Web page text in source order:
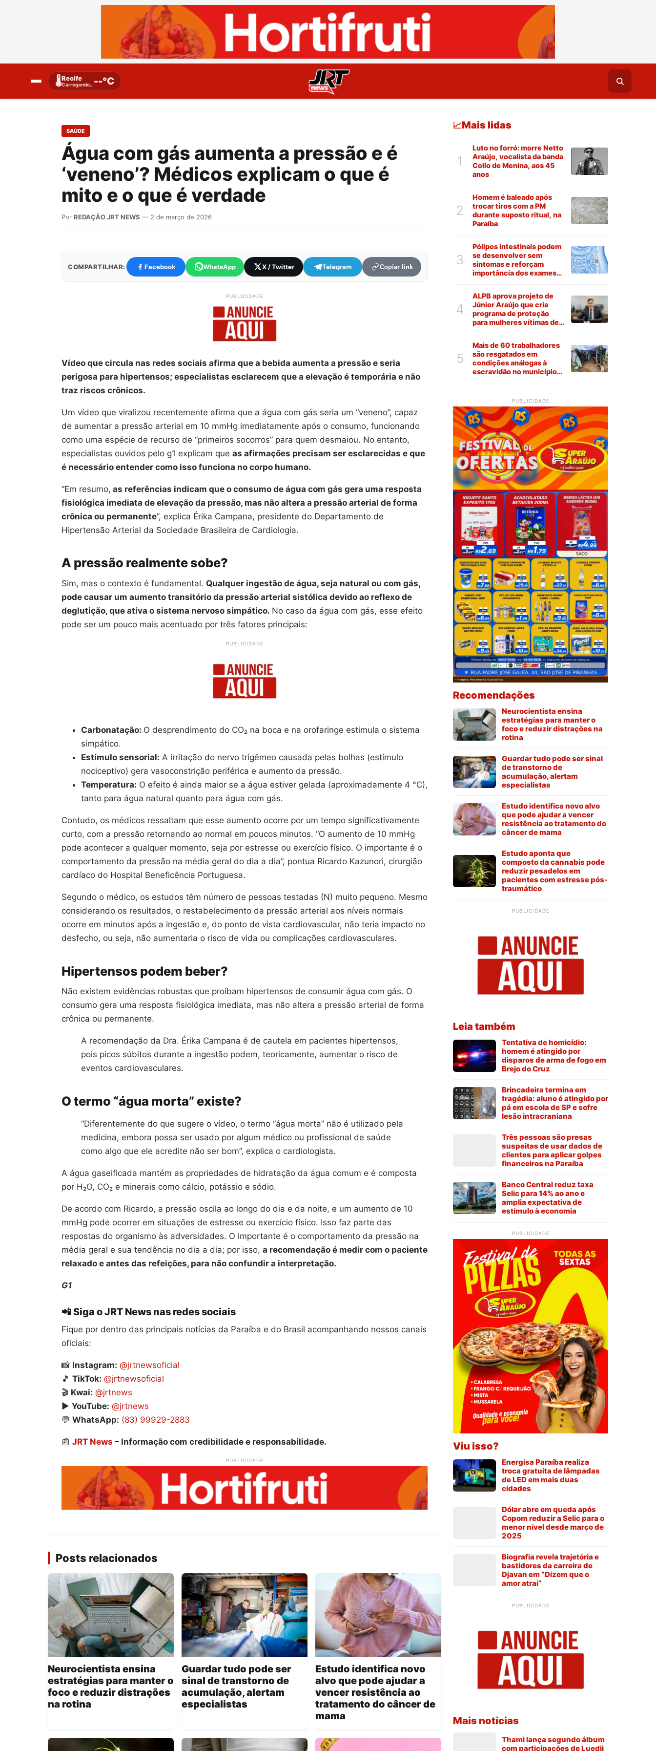
🌡️Recife
Carregando…--°C
SAÚDE
Água com gás aumenta a pressão e é
‘veneno’? Médicos explicam o que é
mito e o que é verdade
Por REDAÇÃO JRT NEWS — 2 de março de 2026
COMPARTILHAR: Facebook WhatsApp X / Twitter Telegram Copiar link
PUBLICIDADE
Vídeo que circula nas redes sociais afirma que a bebida aumenta a pressão e seria
perigosa para hipertensos; especialistas esclarecem que a elevação é temporária e não
traz riscos crônicos.
Um vídeo que viralizou recentemente afirma que a água com gás seria um “veneno”, capaz
de aumentar a pressão arterial em 10 mmHg imediatamente após o consumo, funcionando
como uma espécie de recurso de “primeiros socorros” para quem desmaiou. No entanto,
especialistas ouvidos pelo g1 explicam que as afirmações precisam ser esclarecidas e que
é necessário entender como isso funciona no corpo humano.
“Em resumo, as referências indicam que o consumo de água com gás gera uma resposta
fisiológica imediata de elevação da pressão, mas não altera a pressão arterial de forma
crônica ou permanente”, explica Érika Campana, presidente do Departamento de
Hipertensão Arterial da Sociedade Brasileira de Cardiologia.
A pressão realmente sobe?
Sim, mas o contexto é fundamental. Qualquer ingestão de água, seja natural ou com gás,
pode causar um aumento transitório da pressão arterial sistólica devido ao reflexo de
deglutição, que ativa o sistema nervoso simpático. No caso da água com gás, esse efeito
pode ser um pouco mais acentuado por três fatores principais:
PUBLICIDADE
Carbonatação: O desprendimento do CO₂ na boca e na orofaringe estimula o sistema
simpático.
Estímulo sensorial: A irritação do nervo trigêmeo causada pelas bolhas (estímulo
nociceptivo) gera vasoconstrição periférica e aumento da pressão.
Temperatura: O efeito é ainda maior se a água estiver gelada (aproximadamente 4 °C),
tanto para água natural quanto para água com gás.
Contudo, os médicos ressaltam que esse aumento ocorre por um tempo significativamente
curto, com a pressão retornando ao normal em poucos minutos. “O aumento de 10 mmHg
pode acontecer a qualquer momento, seja por estresse ou exercício físico. O importante é o
comportamento da pressão na média geral do dia a dia”, pontua Ricardo Kazunori, cirurgião
cardíaco do Hospital Beneficência Portuguesa.
Segundo o médico, os estudos têm número de pessoas testadas (N) muito pequeno. Mesmo
considerando os resultados, o restabelecimento da pressão arterial aos níveis normais
ocorre em minutos após a ingestão e, do ponto de vista cardiovascular, não teria impacto no
desfecho, ou seja, não aumentaria o risco de vida ou complicações cardiovasculares.
Hipertensos podem beber?
Não existem evidências robustas que proíbam hipertensos de consumir água com gás. O
consumo gera uma resposta fisiológica imediata, mas não altera a pressão arterial de forma
crônica ou permanente.
A recomendação da Dra. Érika Campana é de cautela em pacientes hipertensos,
pois picos súbitos durante a ingestão podem, teoricamente, aumentar o risco de
eventos cardiovasculares.
O termo “água morta” existe?
“Diferentemente do que sugere o vídeo, o termo “água morta” não é utilizado pela
medicina, embora possa ser usado por algum médico ou profissional de saúde
como algo que ele acredite não ser bom”, explica o cardiologista.
A água gaseificada mantém as propriedades de hidratação da água comum e é composta
por H₂O, CO₂ e minerais como cálcio, potássio e sódio.
De acordo com Ricardo, a pressão oscila ao longo do dia e da noite, e um aumento de 10
mmHg pode ocorrer em situações de estresse ou exercício físico. Isso faz parte das
respostas do organismo às adversidades. O importante é o comportamento da pressão na
média geral e sua tendência no dia a dia; por isso, a recomendação é medir com o paciente
relaxado e antes das refeições, para não confundir a interpretação.
G1
📲 Siga o JRT News nas redes sociais
Fique por dentro das principais notícias da Paraíba e do Brasil acompanhando nossos canais
oficiais:
📸 Instagram: @jrtnewsoficial
🎵 TikTok: @jrtnewsoficial
🎬 Kwai: @jrtnews
▶️ YouTube: @jrtnews
💬 WhatsApp: (83) 99929-2883
📰 JRT News – Informação com credibilidade e responsabilidade.
PUBLICIDADE
Posts relacionados
Neurocientista ensina
estratégias para manter o
foco e reduzir distrações
na rotina
Guardar tudo pode ser
sinal de transtorno de
acumulação, alertam
especialistas
Estudo identifica novo
alvo que pode ajudar a
vencer resistência ao
tratamento do câncer de
mama
📈Mais lidas
1
Luto no forró: morre Netto
Araújo, vocalista da banda
Collo de Menina, aos 45
anos
2
Homem é baleado após
trocar tiros com a PM
durante suposto ritual, na
Paraíba
3
Pólipos intestinais podem
se desenvolver sem
sintomas e reforçam
importância dos exames
4
ALPB aprova projeto de
Júnior Araújo que cria
programa de proteção
para mulheres vítimas de
5
Mais de 60 trabalhadores
são resgatados em
condições análogas à
escravidão no município
PUBLICIDADE
Recomendações
Neurocientista ensina
estratégias para manter o
foco e reduzir distrações na
rotina
Guardar tudo pode ser sinal
de transtorno de
acumulação, alertam
especialistas
Estudo identifica novo alvo
que pode ajudar a vencer
resistência ao tratamento do
câncer de mama
Estudo aponta que
composto da cannabis pode
reduzir pesadelos em
pacientes com estresse pós-
traumático
PUBLICIDADE
Leia também
Tentativa de homicídio:
homem é atingido por
disparos de arma de fogo em
Brejo do Cruz
Brincadeira termina em
tragédia: aluno é atingido por
pá em escola de SP e sofre
lesão intracraniana
Três pessoas são presas
suspeitas de usar dados de
clientes para aplicar golpes
financeiros na Paraíba
Banco Central reduz taxa
Selic para 14% ao ano e
amplia expectativa de
estímulo à economia
PUBLICIDADE
Viu isso?
Energisa Paraíba realiza
troca gratuita de lâmpadas
de LED em mais duas
cidades
Dólar abre em queda após
Copom reduzir a Selic para o
menor nível desde março de
2025
Biografia revela trajetória e
bastidores da carreira de
Djavan em “Dizem que o
amor atrai”
PUBLICIDADE
Mais notícias
Thami lança segundo álbum
com participações de Luedji